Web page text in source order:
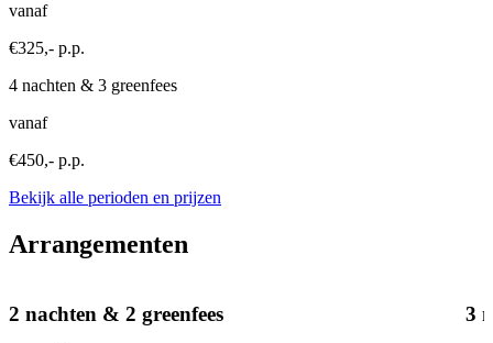
vanaf
€325,- p.p.
4 nachten & 3 greenfees
vanaf
€450,- p.p.
Bekijk alle perioden en prijzen
Arrangementen
2 nachten & 2 greenfees 3